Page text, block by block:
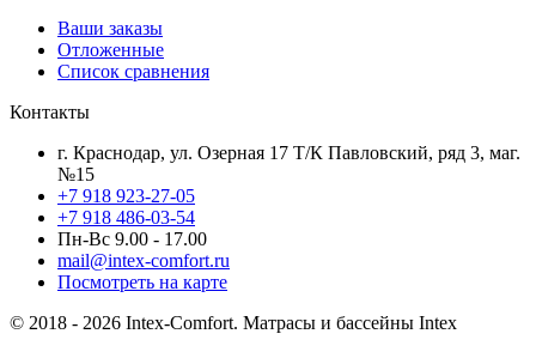
Ваши заказы
Отложенные
Список сравнения
Контакты
г. Краснодар, ул. Озерная 17 Т/К Павловский, ряд 3, маг.
№15
+7 918 923-27-05
+7 918 486-03-54
Пн-Вс 9.00 - 17.00
mail@intex-comfort.ru
Посмотреть на карте
© 2018 - 2026 Intex-Comfort. Матрасы и бассейны Intex